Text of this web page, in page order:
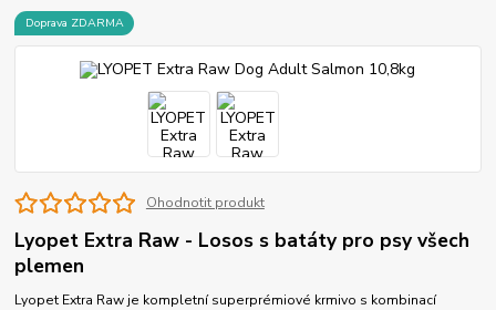
Doprava ZDARMA
Ohodnotit produkt
Lyopet Extra Raw - Losos s batáty pro psy všech
plemen
Lyopet Extra Raw je kompletní superprémiové krmivo s kombinací